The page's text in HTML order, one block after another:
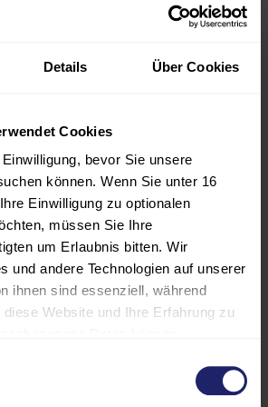
Details Über Cookies
Cookies
bevor Sie unsere
können. Wenn Sie unter 16
Einwilligung zu optionalen
müssen Sie Ihre
um Erlaubnis bitten. Wir
und andere Technologien auf unserer
ihnen sind essenziell, während
Website und Ihre Erfahrung zu
und Inhalte oder die Messung
Weitere Informationen über
Die Weiterbildung
wirtschaftlich und
zu
Weiterbildung können Sie:
im
Handwerk
umsetzen